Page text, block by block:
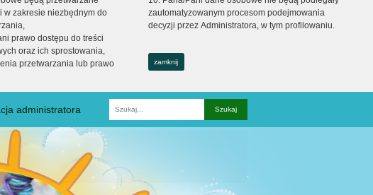
w zakresie niezbędnym do
prawo dostępu do treści
oraz ich sprostowania,
przetwarzania lub prawo
zautomatyzowanym procesom podejmowania
decyzji przez Administratora, w tym profilowaniu.
zamknij
administratora
Fraza